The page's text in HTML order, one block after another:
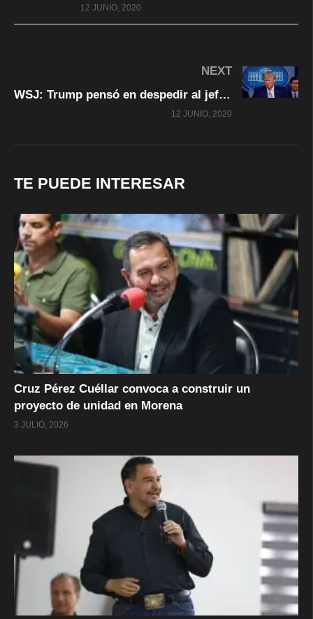
12 JUNIO, 2020
NEXT
WSJ: Trump pensó en despedir al jefe del Pentágono tras sus discrepancias sobre el uso de tropas en las protestas
12 JUNIO, 2020
TE PUEDE INTERESAR
Cruz Pérez Cuéllar convoca a construir un
proyecto de unidad en Morena
3 JULIO, 2026